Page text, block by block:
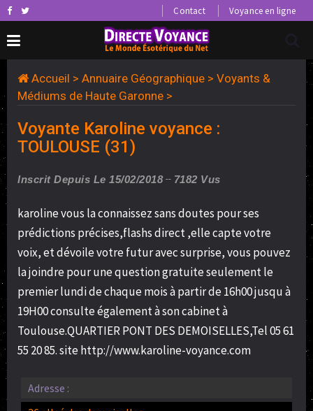
Contact Voyance en ligne
Accueil > Annuaire Géographique > Voyants &
Médiums de Haute Garonne >
Voyante Karoline voyance :
TOULOUSE (31)
Inscrit Depuis Le 15/02/2018 7182 Vus
karoline vous la connaissez sans doutes pour ses
prédictions précises,flashs direct ,elle capte votre
voix, et dévoile votre futur avec surprise, vous pouvez
la joindre pour une question gratuite seulement le
premier lundi de chaque mois à partir de 16h00 jusqu à
19H00 consulte également à son cabinet à
Toulouse.QUARTIER PONT DES DEMOISELLES,Tel 05 61
55 20 85. site http://www.karoline-voyance.com
Adresse :